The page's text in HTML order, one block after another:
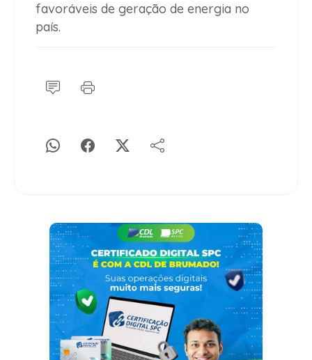
favoráveis de geração de energia no
país.